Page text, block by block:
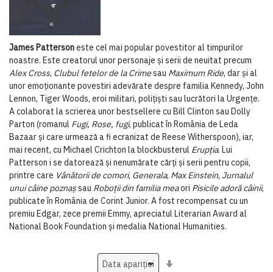
James Pattersoneste cel mai popular povestitor al timpurilor
noastre. Este creatorul unor personaje și serii de neuitat precum
Alex Cross, Clubul fetelor de la Crimesau Maximum Ride, dar şi al
unor emoţionante povestiri adevărate despre familia Kennedy, John
Lennon, Tiger Woods, eroi militari, poliţişti sau lucrători la Urgenţe.
A colaborat la scrierea unor bestsellere cu Bill Clinton sau Dolly
Parton (romanul Fugi, Rose, fugi, publicat în România de Leda
Bazaar și care urmează a fi ecranizat de Reese Witherspoon), iar,
mai recent, cu Michael Crichton la blockbusterul Erupţia. Lui
Patterson i se datorează și nenumărate cărţi și serii pentru copii,
printre care Vânătorii de comori, Generala, Max Einstein, Jurnalul
unui câine poznașsau Roboţii din familia meaori Pisicile adoră câinii,
publicate în România de Corint Junior. A fost recompensat cu un
premiu Edgar, zece premii Emmy, apreciatul Literarian Award al
National Book Foundation şi medalia National Humanities.